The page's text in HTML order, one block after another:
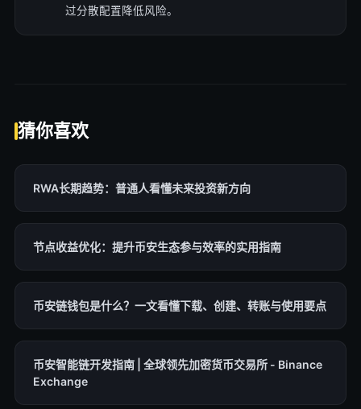
过分散配置降低风险。
猜你喜欢
RWA长期趋势：普通人看懂未来投资新方向
节点收益优化：提升币安生态参与效率的实用指南
币安链钱包是什么？一文看懂下载、创建、转账与使用要点
币安智能链开发指南 | 全球领先加密货币交易所 - Binance
Exchange